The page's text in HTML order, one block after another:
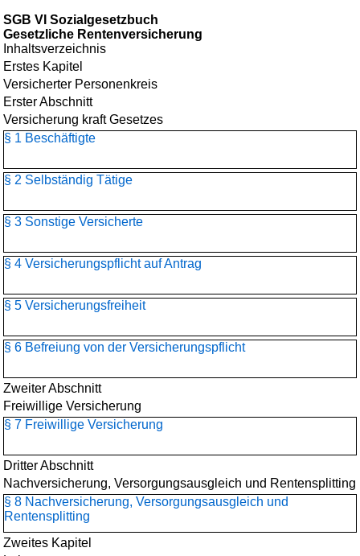
SGB VI Sozialgesetzbuch
Gesetzliche Rentenversicherung
Inhaltsverzeichnis
Erstes Kapitel
Versicherter Personenkreis
Erster Abschnitt
Versicherung kraft Gesetzes
§ 1 Beschäftigte
§ 2 Selbständig Tätige
§ 3 Sonstige Versicherte
§ 4 Versicherungspflicht auf Antrag
§ 5 Versicherungsfreiheit
§ 6 Befreiung von der Versicherungspflicht
Zweiter Abschnitt
Freiwillige Versicherung
§ 7 Freiwillige Versicherung
Dritter Abschnitt
Nachversicherung, Versorgungsausgleich und Rentensplitting
§ 8 Nachversicherung, Versorgungsausgleich und
Rentensplitting
Zweites Kapitel